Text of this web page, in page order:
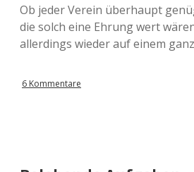
Ob jeder Verein überhaupt
die solch eine Ehrung wert
allerdings wieder auf einem
6 Kommentare